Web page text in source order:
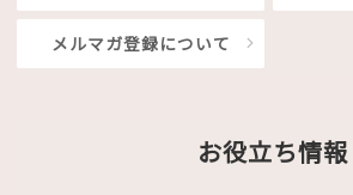
メルマガ登録について
お役立ち情報